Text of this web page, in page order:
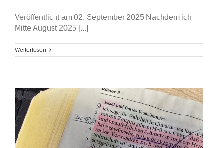
Veröffentlicht am 02. September 2025 Nachdem ich
Mitte August 2025 [...]
Weiterlesen